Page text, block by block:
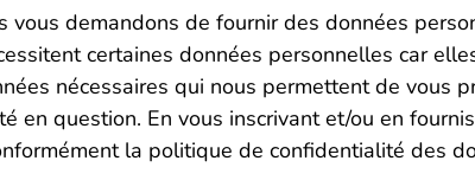
demandons de fournir des données
certaines données personnelles car
nécessaires qui nous permettent de vous
en question. En vous inscrivant et/ou en
la politique de confidentialité des